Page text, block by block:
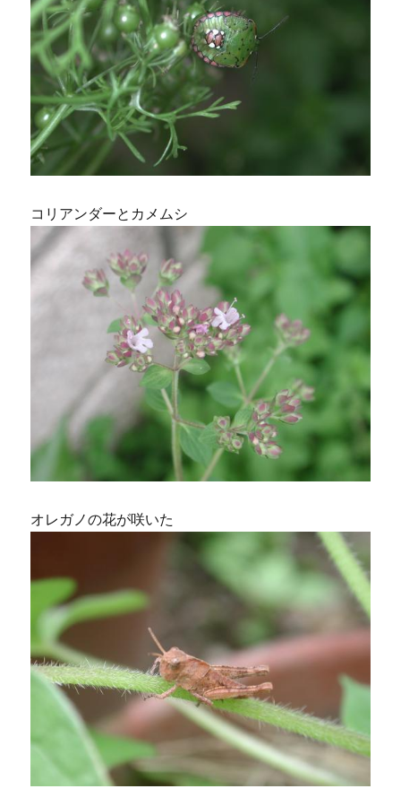
コリアンダーとカメムシ
オレガノの花が咲いた